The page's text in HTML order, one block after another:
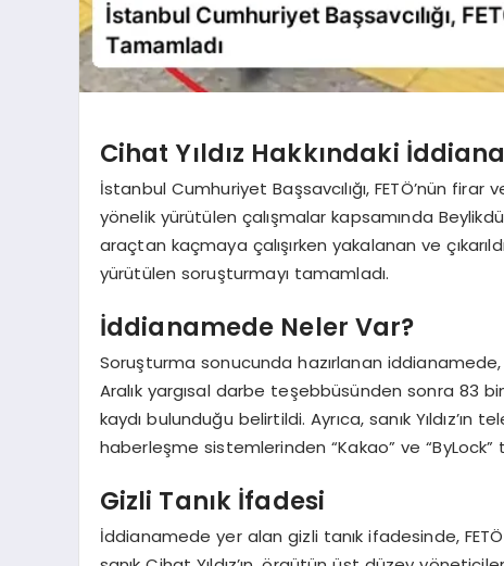
Cihat Yıldız Hakkındaki
İstanbul Cumhuriyet Başsavcılığı, FETÖ’nün
yönelik yürütülen çalışmalar kapsamında
araçtan kaçmaya çalışırken yakalanan ve
yürütülen soruşturmayı tamamladı.
İddianamede Neler Var?
Soruşturma sonucunda hazırlanan iddianamede,
Aralık yargısal darbe teşebbüsünden sonra 83
kaydı bulunduğu belirtildi. Ayrıca, sanık
haberleşme sistemlerinden “Kakao” ve
Gizli Tanık İfadesi
İddianamede yer alan gizli tanık ifadesinde,